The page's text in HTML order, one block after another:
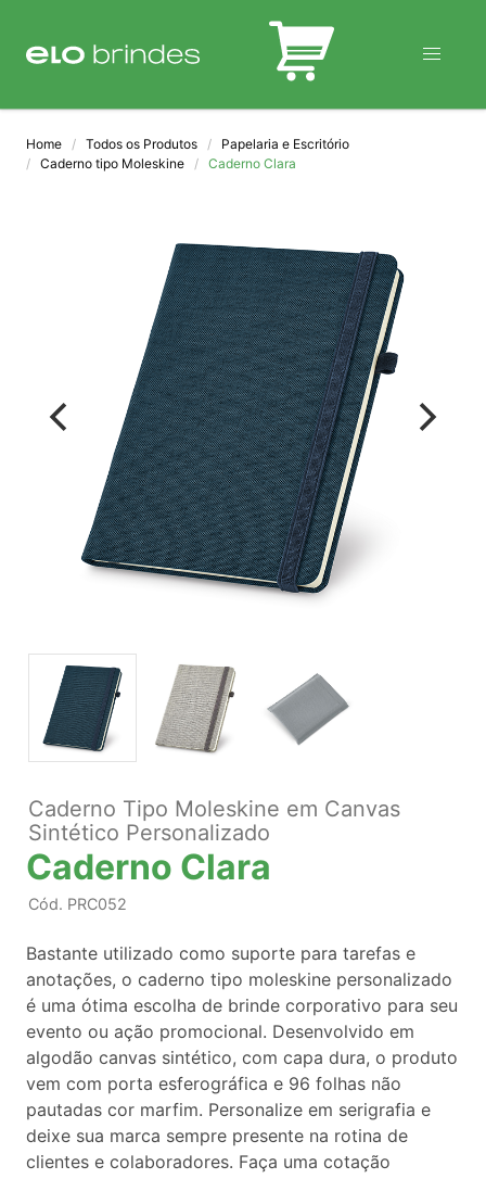
BLOG
Home Todos os Produtos
Papelaria e Escritório
Caderno tipo Moleskine
Caderno Clara
Caderno Tipo Moleskine em Canvas
Sintético Personalizado
Caderno Clara
Cód. PRC052
Bastante utilizado como suporte para tarefas e
anotações, o caderno tipo moleskine personalizado
é uma ótima escolha de brinde corporativo para seu
evento ou ação promocional. Desenvolvido em
algodão canvas sintético, com capa dura, o produto
vem com porta esferográfica e 96 folhas não
pautadas cor marfim. Personalize em serigrafia e
deixe sua marca sempre presente na rotina de
clientes e colaboradores. Faça uma cotação